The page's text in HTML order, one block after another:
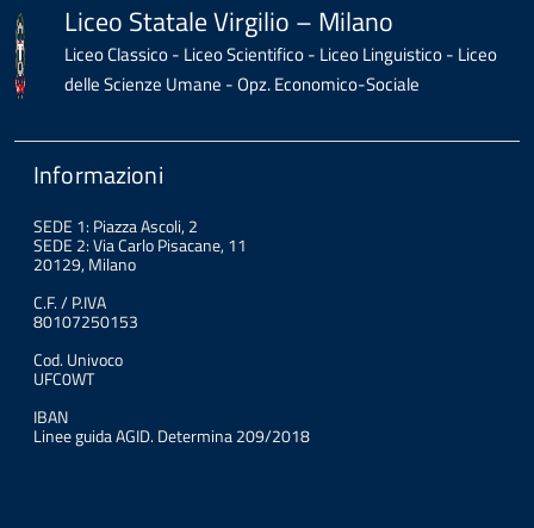
Liceo Statale Virgilio – Milano
Liceo Classico - Liceo Scientifico - Liceo Linguistico - Liceo
delle Scienze Umane - Opz. Economico-Sociale
Informazioni
SEDE 1: Piazza Ascoli, 2
SEDE 2: Via Carlo Pisacane, 11
20129, Milano
C.F. / P.IVA
80107250153
Cod. Univoco
UFC0WT
IBAN
Linee guida AGID. Determina 209/2018